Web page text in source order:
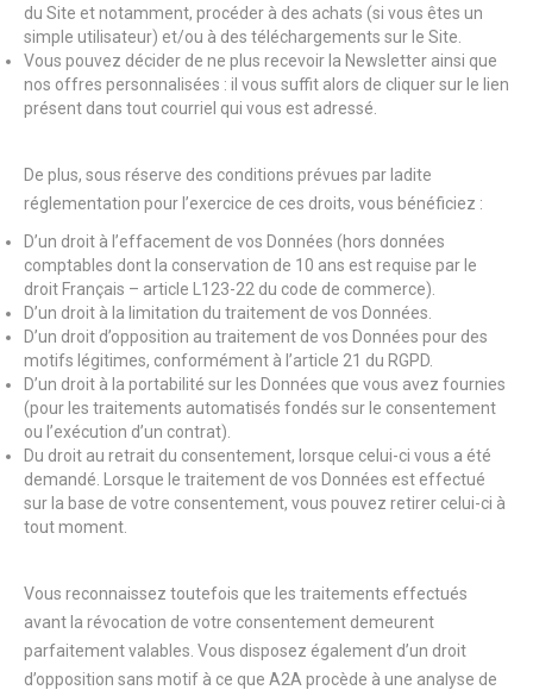
du Site et notamment, procéder à des achats (si vous êtes un
simple utilisateur) et/ou à des téléchargements sur le Site.
Vous pouvez décider de ne plus recevoir la Newsletter ainsi que
nos offres personnalisées : il vous suffit alors de cliquer sur le lien
présent dans tout courriel qui vous est adressé.
De plus, sous réserve des conditions prévues par ladite
réglementation pour l’exercice de ces droits, vous bénéficiez :
D’un droit à l’effacement de vos Données (hors données
comptables dont la conservation de 10 ans est requise par le
droit Français – article L123-22 du code de commerce).
D’un droit à la limitation du traitement de vos Données.
D’un droit d’opposition au traitement de vos Données pour des
motifs légitimes, conformément à l’article 21 du RGPD.
D’un droit à la portabilité sur les Données que vous avez fournies
(pour les traitements automatisés fondés sur le consentement
ou l’exécution d’un contrat).
Du droit au retrait du consentement, lorsque celui-ci vous a été
demandé. Lorsque le traitement de vos Données est effectué
sur la base de votre consentement, vous pouvez retirer celui-ci à
tout moment.
Vous reconnaissez toutefois que les traitements effectués
avant la révocation de votre consentement demeurent
parfaitement valables. Vous disposez également d’un droit
d’opposition sans motif à ce que A2A procède à une analyse de